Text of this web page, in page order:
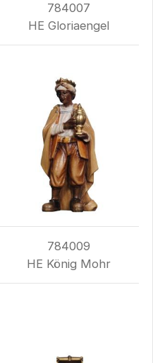
784007
HE Gloriaengel
784009
HE König Mohr